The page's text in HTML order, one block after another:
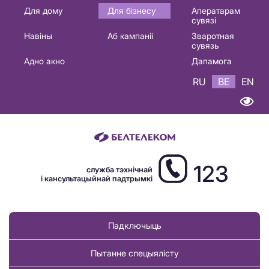
Основная
навигация
Для дому Для бізнесу
Аператарам
сувязі
Навіны
Аб кампаніі
Зваротная
сувязь
Адно акно
Дапамога
RU BE EN
служба тэхнічнай
і кансультацыйнай падтрымкі
123
Падключыць
Пытанне спецыялісту